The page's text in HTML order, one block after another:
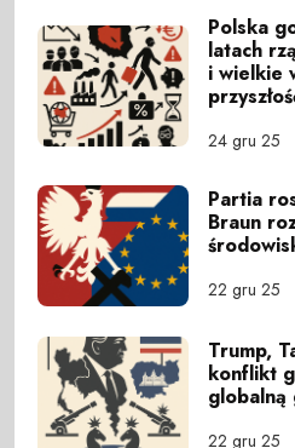
Polska
latach
i wielkie
24 gru 25
Partia
Braun
22 gru 25
Trump,
konflikt
globalną
22 gru 25